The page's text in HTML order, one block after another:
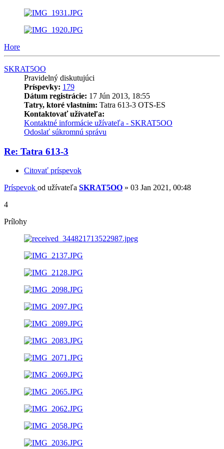
Hore
SKRAT5OO
Pravidelný diskutujúci
Príspevky: 179
Dátum registrácie: 17 Jún 2013, 18:55
Tatry, ktoré vlastním: Tatra 613-3 OTS-ES
Kontaktovať užívateľa:
Kontaktné informácie užívateľa - SKRAT5OO
Odoslať súkromnú správu
Re: Tatra 613-3
Citovať príspevok
Príspevok od užívateľa SKRAT5OO » 03 Jan 2021, 00:48
4
Prílohy